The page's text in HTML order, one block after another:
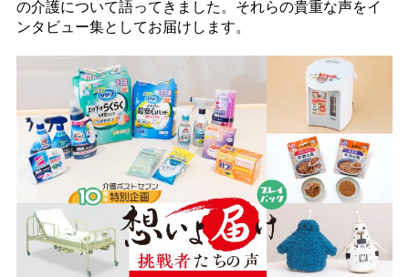
の介護について語ってきました。それらの貴重な声をイ
ンタビュー集としてお届けします。